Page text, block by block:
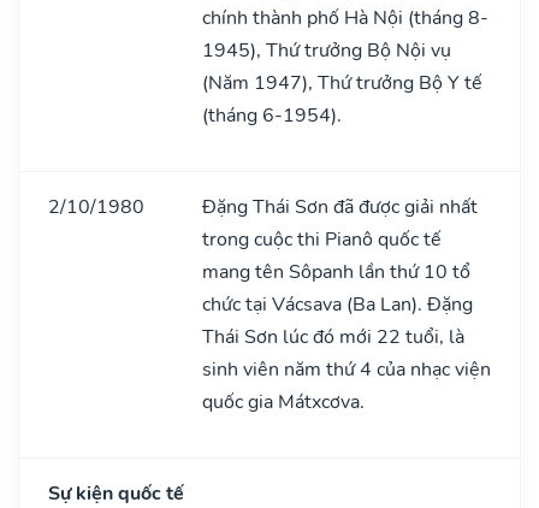
chính thành phố Hà Nội (tháng 8-
1945), Thứ trưởng Bộ Nội vụ
(Năm 1947), Thứ trưởng Bộ Y tế
(tháng 6-1954).
2/10/1980
Đặng Thái Sơn đã được giải nhất
trong cuộc thi Pianô quốc tế
mang tên Sôpanh lần thứ 10 tổ
chức tại Vácsava (Ba Lan). Đặng
Thái Sơn lúc đó mới 22 tuổi, là
sinh viên năm thứ 4 của nhạc viện
quốc gia Mátxcơva.
Sự kiện quốc tế